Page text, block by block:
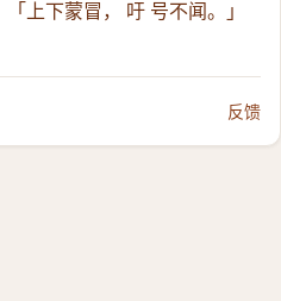
「上下蒙冒， 吁 号不闻。」
反馈